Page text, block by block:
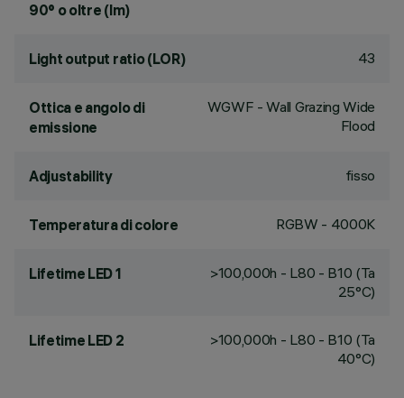
90° o oltre (lm)
Light output ratio (LOR) 43
Ottica e angolo di
emissione
WGWF - Wall Grazing Wide
Flood
Adjustability fisso
Temperatura di colore RGBW - 4000K
Lifetime LED 1
>100,000h - L80 - B10 (Ta
25°C)
Lifetime LED 2
>100,000h - L80 - B10 (Ta
40°C)